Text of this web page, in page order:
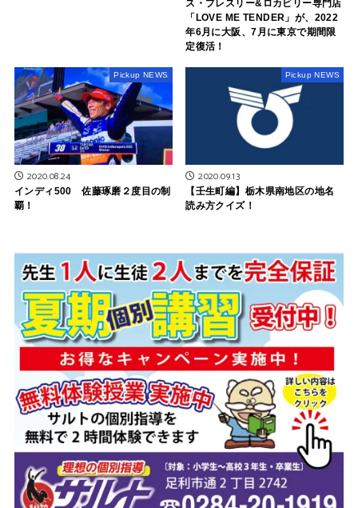
ス・プレスリー&ロカビリー専門店
「LOVE ME TENDER」が、2022
年6月に大阪、7月に東京で期間限
定復活！
Pickup NEWS
2020.08.24
インディ500 佐藤琢磨２度目の制
覇！
Pickup NEWS
2020.09.13
【壬生町編】栃木県南地区の地名
読み方クイズ！